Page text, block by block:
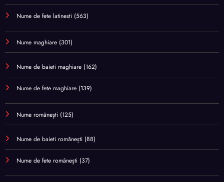
Nume de fete latinesti (563)
Nume maghiare (301)
Nume de baieti maghiare (162)
Nume de fete maghiare (139)
Nume românești (125)
Nume de baieti românești (88)
Nume de fete românești (37)